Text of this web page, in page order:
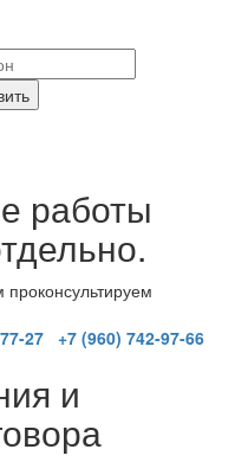
работы
27 +7 (960) 742-97-66
и